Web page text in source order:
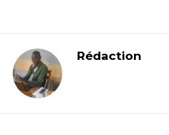
Rédaction